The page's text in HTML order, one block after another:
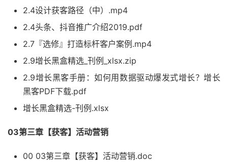
2.4设计获客路径（中）.mp4
2.4头条、抖音推广介绍2019.pdf
2.7『选修』打造标杆客户案例.mp4
2.9增长黑盒精选_刊例_xlsx.zip
2.9增长黑客手册：如何用数据驱动爆发式增长？增长
黑客PDF下载.pdf
增长黑盒精选-刊例.xlsx
03第三章【获客】活动营销
00 03第三章【获客】活动营销.doc